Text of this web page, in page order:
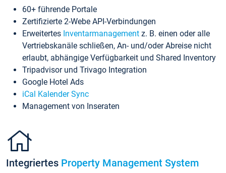
60+ führende Portale
Zertifizierte 2-Webe API-Verbindungen
Erweitertes Inventarmanagement z. B. einen oder alle
Vertriebskanäle schließen, An- und/oder Abreise nicht
erlaubt, abhängige Verfügbarkeit und Shared Inventory
Tripadvisor und Trivago Integration
Google Hotel Ads
iCal Kalender Sync
Management von Inseraten
Integriertes Property Management System